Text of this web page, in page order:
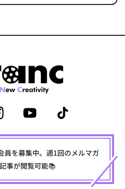
員を募集中。週1回のメルマガ
事が閲覧可能📚